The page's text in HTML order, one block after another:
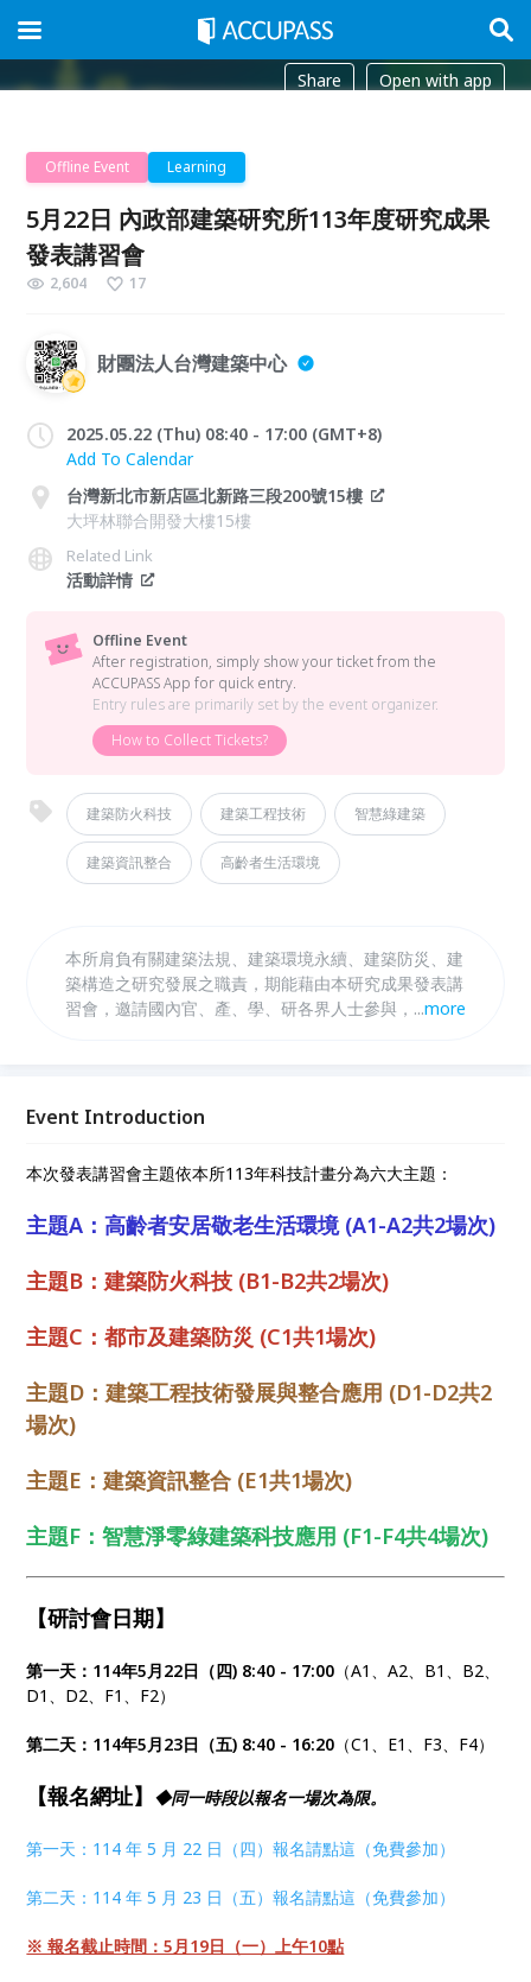
Share Open with app
Offline Event Learning
5月22日 內政部建築研究所113年度研究成果
發表講習會
2,604 17
財團法人台灣建築中心
2025.05.22 (Thu) 08:40 - 17:00 (GMT+8)
Add To Calendar
台灣新北市新店區北新路三段200號15樓
大坪林聯合開發大樓15樓
Related Link
活動詳情
Offline Event
After registration, simply show your ticket from the
ACCUPASS App for quick entry.
Entry rules are primarily set by the event organizer.
How to Collect Tickets?
建築防火科技 建築工程技術 智慧綠建築
建築資訊整合 高齡者生活環境
本所肩負有關建築法規、建築環境永續、建築防災、建
築構造之研究發展之職責，期能藉由本研究成果發表講
習會，邀請國內官、產、學、研各界人士參與，共同推
...more
Event Introduction
本次發表講習會主題依本所113年科技計畫分為六大主題：
主題A：高齡者安居敬老生活環境 (A1-A2共2場次)
主題B：建築防火科技 (B1-B2共2場次)
主題C：都市及建築防災 (C1共1場次)
主題D：建築工程技術發展與整合應用 (D1-D2共2
場次)
主題E：建築資訊整合 (E1共1場次)
主題F：智慧淨零綠建築科技應用 (F1-F4共4場次)
【研討會日期】
第一天：114年5月22日（四) 8:40 - 17:00 （A1、A2、B1、B2、
D1、D2、F1、F2）
第二天：114年5月23日（五) 8:40 - 16:20 （C1、E1、F3、F4）
【報名網址】 ◆同一時段以報名一場次為限。
第一天：114 年 5 月 22 日（四）報名請點這（免費參加）
第二天：114 年 5 月 23 日（五）報名請點這（免費參加）
※ 報名截止時間：5月19日（一）上午10點